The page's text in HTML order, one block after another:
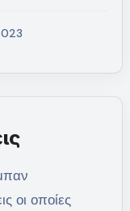
οι οποίες